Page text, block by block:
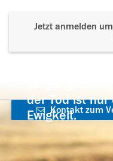
Jetzt anmelden
der Tod ist nur
Ewigkeit.
Kontakt zum
aufnehmen